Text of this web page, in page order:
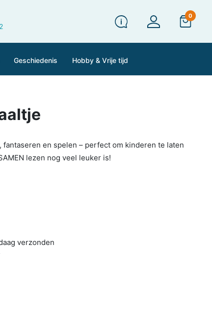
0
Geschiedenis Hobby & Vrije tijd
fantaseren en spelen – perfect om kinderen te laten
lezen nog veel leuker is!
verzonden